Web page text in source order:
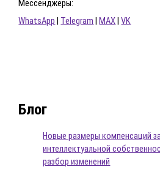
Мессенджеры:
WhatsApp | Telegram |MAX|VK
Блог
Новые размеры компенсаций
интеллектуальной
разбор изменений